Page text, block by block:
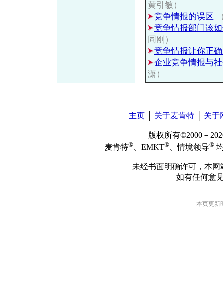
黄引敏）
竞争情报的误区
竞争情报部门该
同刚）
竞争情报让你正
企业竞争情报与
潇）
主页│ 关于麦肯特│ 关于
版权所有©2000－
麦肯特® 、EMKT® 、情境领导®
未经书面明确许可，本
如有任何意
本页更新